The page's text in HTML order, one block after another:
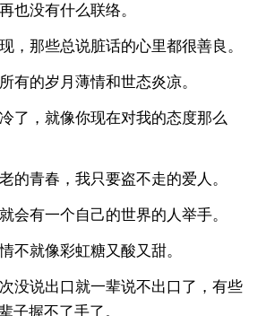
也没有什么联络。
，那些总说脏话的心里都很善良。
有的岁月薄情和世态炎凉。
了，就像你现在对我的态度那么
的青春，我只要盗不走的爱人。
会有一个自己的世界的人举手。
不就像彩虹糖又酸又甜。
没说出口就一辈说不出口了，有些
子握不了手了。